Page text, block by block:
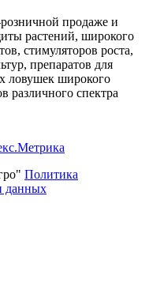
продаже и
растений, широкого
стимуляторов роста,
препаратов для
ловушек широкого
различного спектра
Политика
данных